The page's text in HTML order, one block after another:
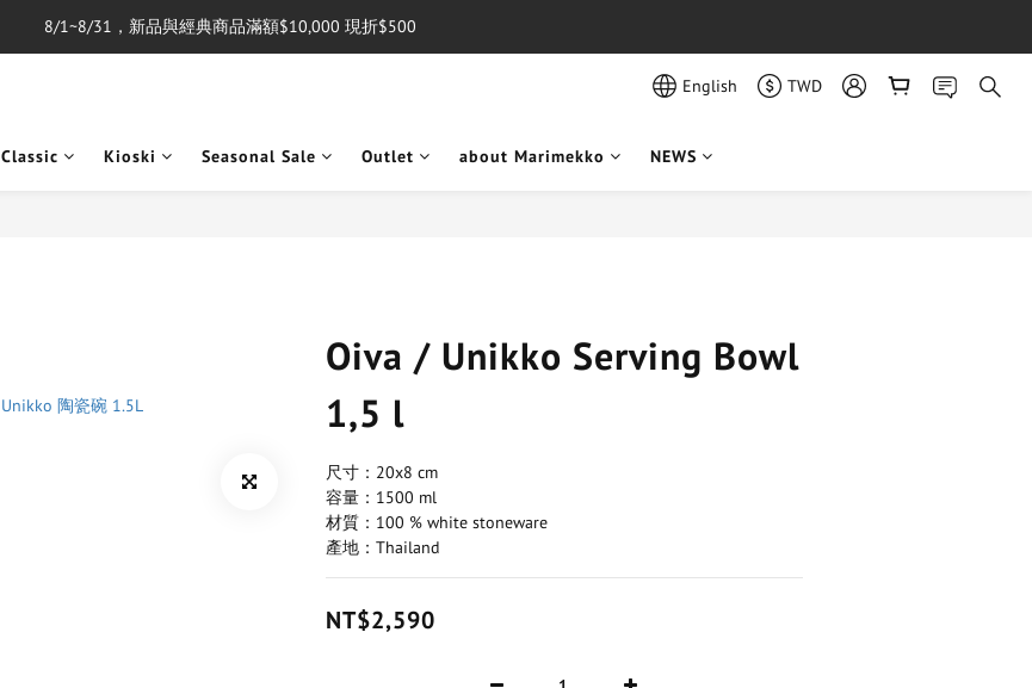
單筆消費滿$5,000享免運費
8/1~8/31，新品與經典商品滿額$10,000 現折$500
English TWD
Classic Kioski Seasonal Sale Outlet about Marimekko NEWS
Oiva / Unikko Serving Bowl
1,5 l
尺寸：20x8 cm
容量：1500 ml
材質：100 % white stoneware
產地：Thailand
NT$2,590